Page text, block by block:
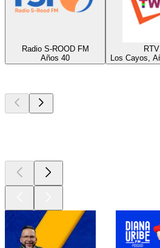
Radio S-ROOD FM
Años 40
Los Cayos,